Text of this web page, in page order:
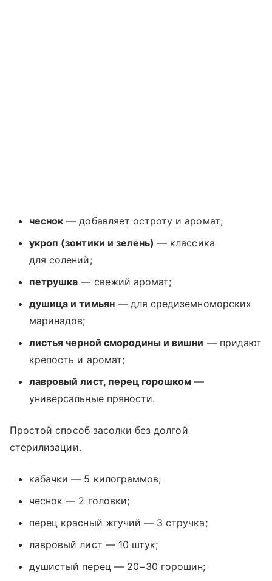
чеснок — добавляет остроту и аромат;
укроп (зонтики и зелень) — классика
для солений;
петрушка — свежий аромат;
душица и тимьян— для средиземноморских
маринадов;
листья черной смородины и вишни — придают
крепость и аромат;
лавровый лист, перец горошком —
универсальные пряности.
Простой способ засолки без долгой
стерилизации.
кабачки — 5 килограммов;
чеснок — 2 головки;
перец красный жгучий — 3 стручка;
лавровый лист — 10 штук;
душистый перец — 20−30 горошин;